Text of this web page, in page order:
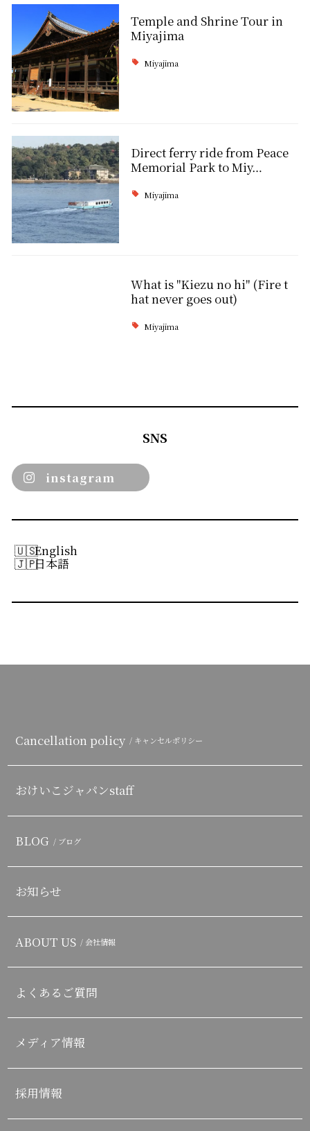
Temple and Shrine Tour in
Miyajima
Miyajima
Direct ferry ride from Peace
Memorial Park to Miy…
Miyajima
What is "Kiezu no hi" (Fire t
hat never goes out)
Miyajima
SNS
instagram
English
日本語
Cancellation policy / キャンセルポリシー
おけいこジャパンstaff
BLOG / ブログ
お知らせ
ABOUT US / 会社情報
よくあるご質問
メディア情報
採用情報